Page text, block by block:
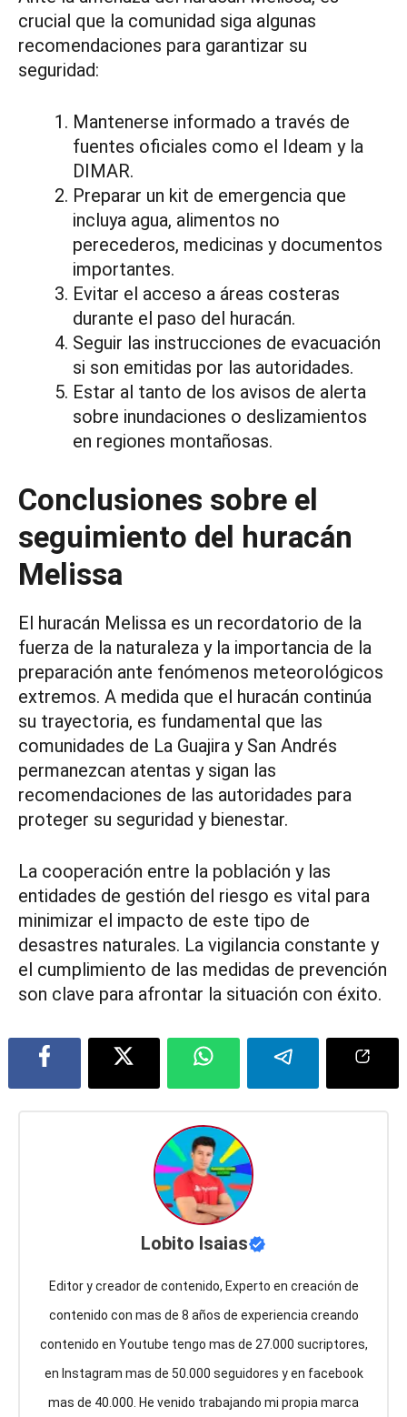
crucial que la comunidad siga algunas
recomendaciones para garantizar su
seguridad:
Mantenerse informado a través de
fuentes oficiales como el Ideam y la
DIMAR.
Preparar un kit de emergencia que
incluya agua, alimentos no
perecederos, medicinas y documentos
importantes.
Evitar el acceso a áreas costeras
durante el paso del huracán.
Seguir las instrucciones de evacuación
si son emitidas por las autoridades.
Estar al tanto de los avisos de alerta
sobre inundaciones o deslizamientos
en regiones montañosas.
Conclusiones sobre el
seguimiento del huracán
Melissa
El huracán Melissa es un recordatorio de la
fuerza de la naturaleza y la importancia de la
preparación ante fenómenos meteorológicos
extremos. A medida que el huracán continúa
su trayectoria, es fundamental que las
comunidades de La Guajira y San Andrés
permanezcan atentas y sigan las
recomendaciones de las autoridades para
proteger su seguridad y bienestar.
La cooperación entre la población y las
entidades de gestión del riesgo es vital para
minimizar el impacto de este tipo de
desastres naturales. La vigilancia constante y
el cumplimiento de las medidas de prevención
son clave para afrontar la situación con éxito.
Lobito Isaias
Editor y creador de contenido, Experto en creación de
contenido con mas de 8 años de experiencia creando
contenido en Youtube tengo mas de 27.000 sucriptores,
en Instagram mas de 50.000 seguidores y en facebook
mas de 40.000. He venido trabajando mi propia marca